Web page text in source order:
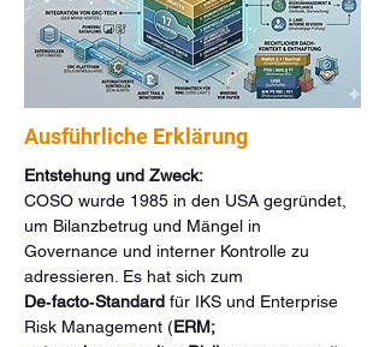
Ausführliche Erklärung
Entstehung und Zweck:
COSO wurde 1985 in den USA gegründet,
um Bilanzbetrug und Mängel in
Governance und interner Kontrolle zu
adressieren. Es hat sich zum
De‑facto‑Standard für IKS und Enterprise
Risk Management (ERM;